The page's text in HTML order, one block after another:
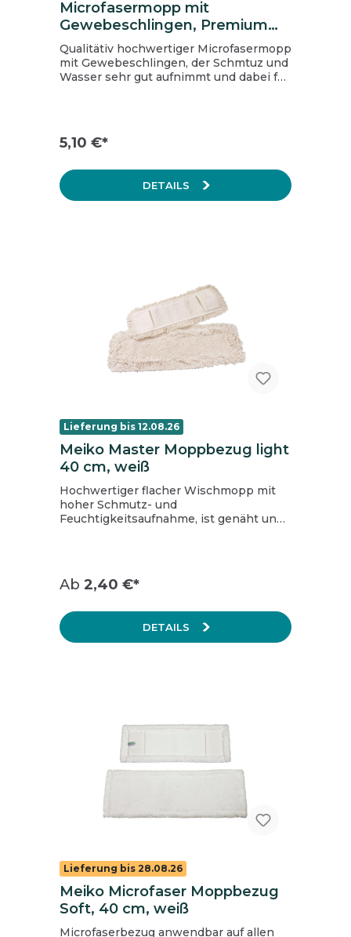
Microfasermopp mit
Gewebeschlingen, Premium
blau, 50 cm
Qualitätiv hochwertiger Microfasermopp
mit Gewebeschlingen, der Schmtuz und
Wasser sehr gut aufnimmt und dabei für
Wasserauslass
5,10 €*
DETAILS
Lieferung bis 12.08.26
Meiko Master Moppbezug light
40 cm, weiß
Hochwertiger flacher Wischmopp mit
hoher Schmutz- und
Feuchtigkeitsaufnahme, ist genäht und
genäht und dadurch besonders
langlebig saugfähigen Baumwoll- und
und Trockner geeignet (keinen
Weichspüler verwenden) außen offene
Fransen Größe: 40 cm
Ab 2,40 €*
DETAILS
Lieferung bis 28.08.26
Meiko Microfaser Moppbezug
Soft, 40 cm, weiß
Microfaserbezug anwendbar auf allen